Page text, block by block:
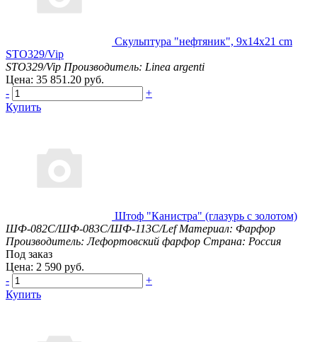
Скульптура "нефтяник", 9х14х21 cm
STO329/Vip
STO329/Vip Производитель: Linea argenti
Цена: 35 851.20 руб.
-
+
Купить
Штоф "Канистра" (глазурь с золотом)
ШФ-082C/ШФ-083C/ШФ-113С/Lef Материал: Фарфор
Производитель: Лефортовский фарфор Страна: Россия
Под заказ
Цена: 2 590 руб.
-
+
Купить